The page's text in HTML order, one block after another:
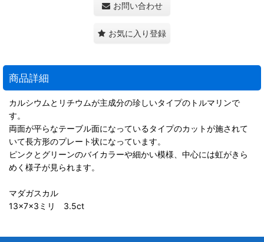
お問い合わせ
お気に入り登録
商品詳細
カルシウムとリチウムが主成分の珍しいタイプのトルマリンで
す。
両面が平らなテーブル面になっているタイプのカットが施されて
いて長方形のプレート状になっています。
ピンクとグリーンのバイカラーや細かい模様、中心には虹がきら
めく様子が見られます。
マダガスカル
13×7×3ミリ 3.5ct